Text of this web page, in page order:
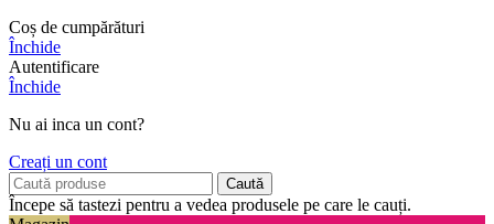
Coș de cumpărături
Închide
Autentificare
Închide
Nu ai inca un cont?
Creați un cont
Caută
Începe să tastezi pentru a vedea produsele pe care le cauți.